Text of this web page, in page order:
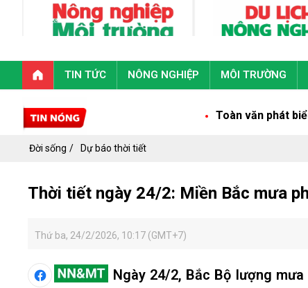
TIN TỨC NÔNG NGHIỆP MÔI TRƯỜNG
Toàn văn phát biểu của
Đời sống Dự báo thời tiết
Thời tiết ngày 24/2: Miền Bắc mưa
Thứ ba, 24/2/2026, 10:17 (GMT+7)
Ngày 24/2, Bắc Bộ lượng